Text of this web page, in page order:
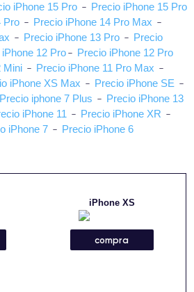
iPhone 15 Pro - Precio iPhone 15 Pro
Pro - Precio iPhone 14 Pro Max -
- Precio iPhone 13 Pro - Precio
12 Pro- Precio iPhone 12 Pro
Mini - Precio iPhone 11 Pro Max -
iPhone XS Max - Precio iPhone SE -
Precio iphone 7 Plus - Precio iPhone 13
iPhone 11 - Precio iPhone XR -
iPhone 7 - Precio iPhone 6
iPhone XS
compra